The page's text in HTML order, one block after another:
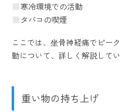
寒冷環境での活動
タバコの喫煙
ここでは、坐骨神経痛でピー
動について、詳しく解説してい
重い物の持ち上げ